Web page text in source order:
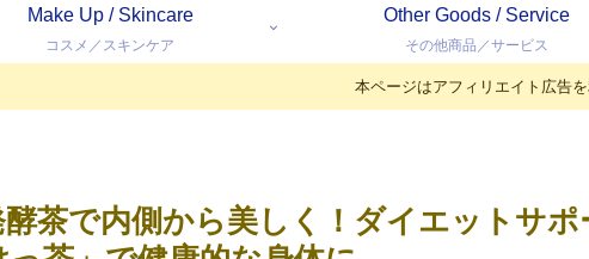
Make Up / Skincare
コスメ／スキンケア
Other Goods / Service
その他商品／サービス
本ページはアフィリエイト広告を
茶で内側から美しく！ダイエットサポ